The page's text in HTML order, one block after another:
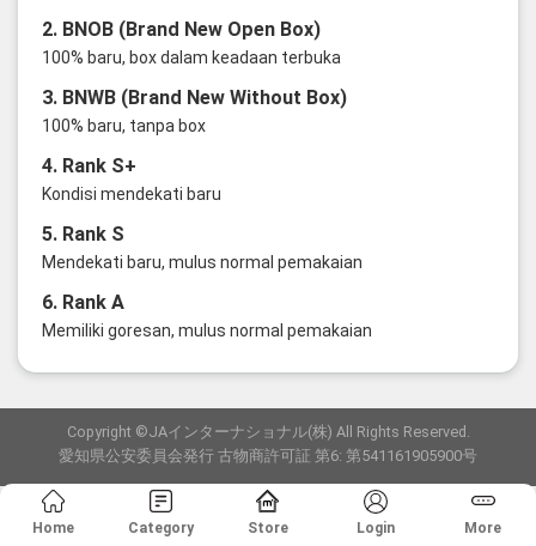
2. BNOB (Brand New Open Box)
100% baru, box dalam keadaan terbuka
3. BNWB (Brand New Without Box)
100% baru, tanpa box
4. Rank S+
Kondisi mendekati baru
5. Rank S
Mendekati baru, mulus normal pemakaian
6. Rank A
Memiliki goresan, mulus normal pemakaian
Copyright ©JAインターナショナル(株) All Rights Reserved.
愛知県公安委員会発行 古物商許可証 第6: 第541161905900号
Home Category Store Login More